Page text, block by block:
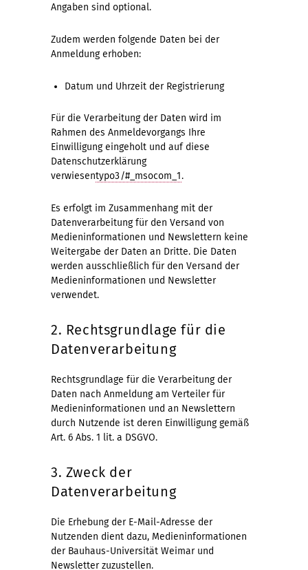
Angaben sind optional.
Zudem werden folgende Daten bei der
Anmeldung erhoben:
Datum und Uhrzeit der Registrierung
Für die Verarbeitung der Daten wird im
Rahmen des Anmeldevorgangs Ihre
Einwilligung eingeholt und auf diese
Datenschutzerklärung
verwiesentypo3/#_msocom_1.
Es erfolgt im Zusammenhang mit der
Datenverarbeitung für den Versand von
Medieninformationen und Newslettern keine
Weitergabe der Daten an Dritte. Die Daten
werden ausschließlich für den Versand der
Medieninformationen und Newsletter
verwendet.
2. Rechtsgrundlage für die
Datenverarbeitung
Rechtsgrundlage für die Verarbeitung der
Daten nach Anmeldung am Verteiler für
Medieninformationen und an Newslettern
durch Nutzende ist deren Einwilligung gemäß
Art. 6 Abs. 1 lit. a DSGVO.
3. Zweck der
Datenverarbeitung
Die Erhebung der E-Mail-Adresse der
Nutzenden dient dazu, Medieninformationen
der Bauhaus-Universität Weimar und
Newsletter zuzustellen.